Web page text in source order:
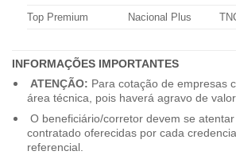
Top Premium
Nacional Plus
INFORMAÇÕES IMPORTANTES
ATENÇÃO: Para cotação de empresas
área técnica, pois haverá agravo de
O beneficiário/corretor devem se
contratado oferecidas por cada
referencial.